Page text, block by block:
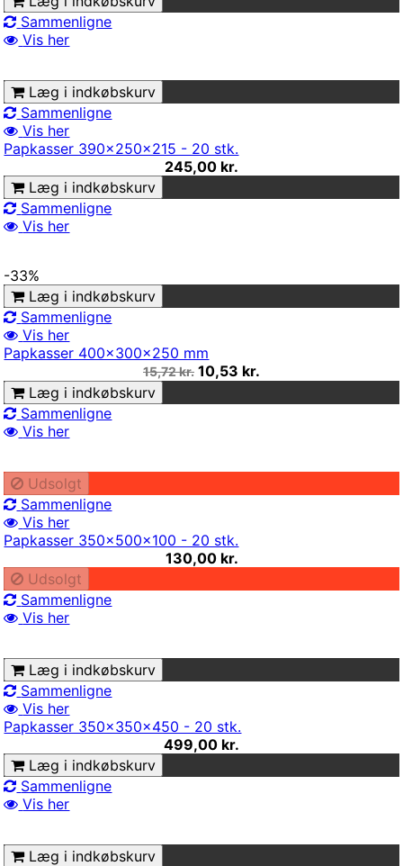
Sammenligne
Vis her
Læg i indkøbskurv
Sammenligne
Vis her
Papkasser 390x250x215 - 20 stk.
245,00 kr.
Læg i indkøbskurv
Sammenligne
Vis her
-33%
Læg i indkøbskurv
Sammenligne
Vis her
Papkasser 400x300x250 mm
15,72 kr. 10,53 kr.
Læg i indkøbskurv
Sammenligne
Vis her
Udsolgt
Sammenligne
Vis her
Papkasser 350x500x100 - 20 stk.
130,00 kr.
Udsolgt
Sammenligne
Vis her
Læg i indkøbskurv
Sammenligne
Vis her
Papkasser 350x350x450 - 20 stk.
499,00 kr.
Læg i indkøbskurv
Sammenligne
Vis her
Læg i indkøbskurv